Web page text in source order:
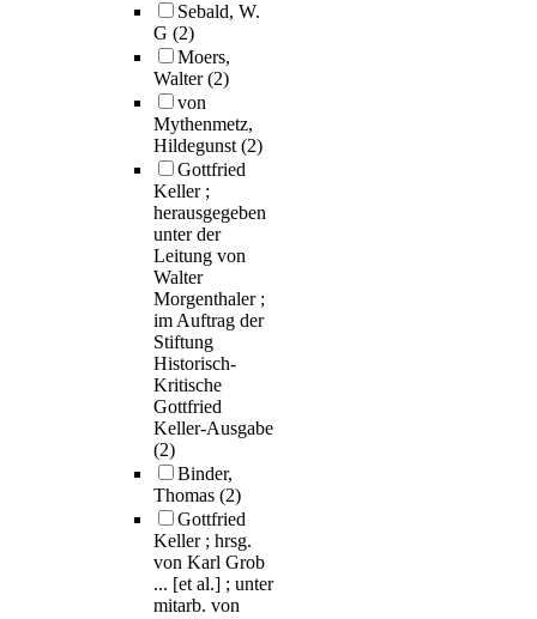
Sebald, W.
G (2)
Moers,
Walter(2)
von
Mythenmetz,
Hildegunst(2)
Gottfried
Keller ;
herausgegeben
unter der
Leitung von
Walter
Morgenthaler ;
im Auftrag der
Stiftung
Historisch-
Kritische
Gottfried
Keller-Ausgabe
(2)
Binder,
Thomas (2)
Gottfried
Keller ; hrsg.
von Karl Grob
... [et al.] ; unter
mitarb. von